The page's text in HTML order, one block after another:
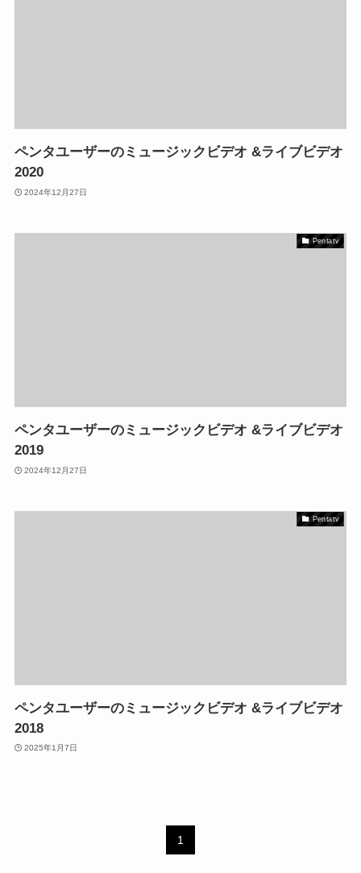
ペンタユーザーのミュージックビデオ &ライブビデオ
2020
2024年12月27日
Pentatv
ペンタユーザーのミュージックビデオ &ライブビデオ
2019
2024年12月27日
Pentatv
ペンタユーザーのミュージックビデオ &ライブビデオ
2018
2025年1月7日
1